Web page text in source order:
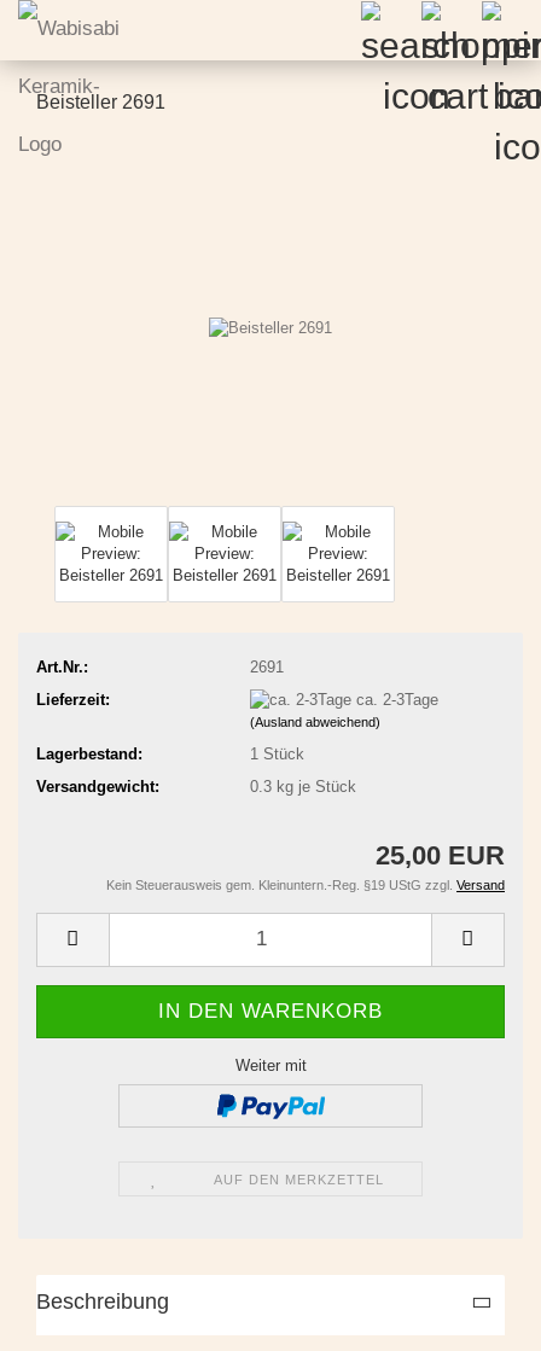
Beisteller 2691
Art.Nr.:
2691
Lieferzeit:
ca. 2-3Tage
(Ausland abweichend)
Lagerbestand: 1 Stück
Versandgewicht:
0.3kg je Stück
25,00 EUR
Kein Steuerausweis gem. Kleinuntern.-Reg. §19 UStG zzgl. Versand
Weiter mit
AUF DEN MERKZETTEL
Beschreibung